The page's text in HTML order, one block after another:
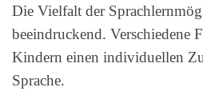
Die Vielfalt der
beeindruckend. Verschiedene
Kindern einen individuellen
Sprache.